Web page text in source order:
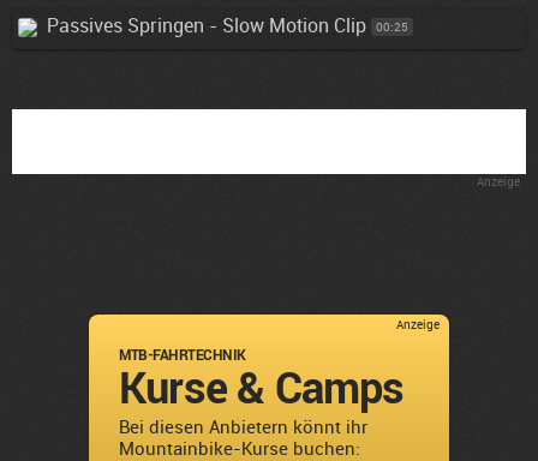
Passives Springen - Slow Motion Clip 00:25
Anzeige
Anzeige
MTB-FAHRTECHNIK
Kurse & Camps
Bei diesen Anbietern könnt ihr
Mountainbike-Kurse buchen: